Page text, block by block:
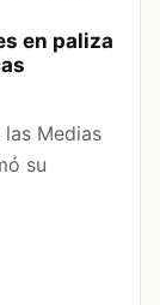
en paliza
Medias
su